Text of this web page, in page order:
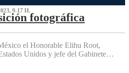
9-17 H.
fotográfica
el Honorable Elihu Root,
Unidos y jefe del Gabinete…